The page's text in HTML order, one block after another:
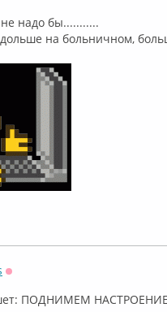
надо бы...........
на больничном,
ПОДНИМЕМ